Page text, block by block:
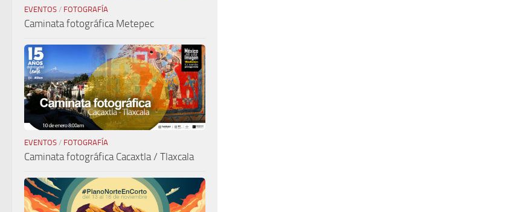
EVENTOS / FOTOGRAFÍA
Caminata fotográfica Metepec
EVENTOS / FOTOGRAFÍA
Caminata fotográfica Cacaxtla / Tlaxcala